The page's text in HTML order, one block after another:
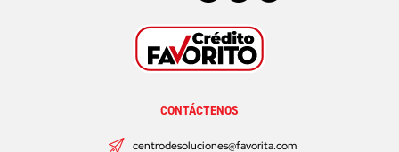
CONTÁCTENOS
centrodesoluciones@favorita.com